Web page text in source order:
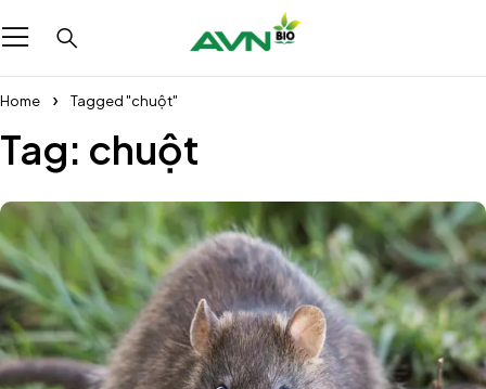
Home Tagged "chuột"
Tag: chuột